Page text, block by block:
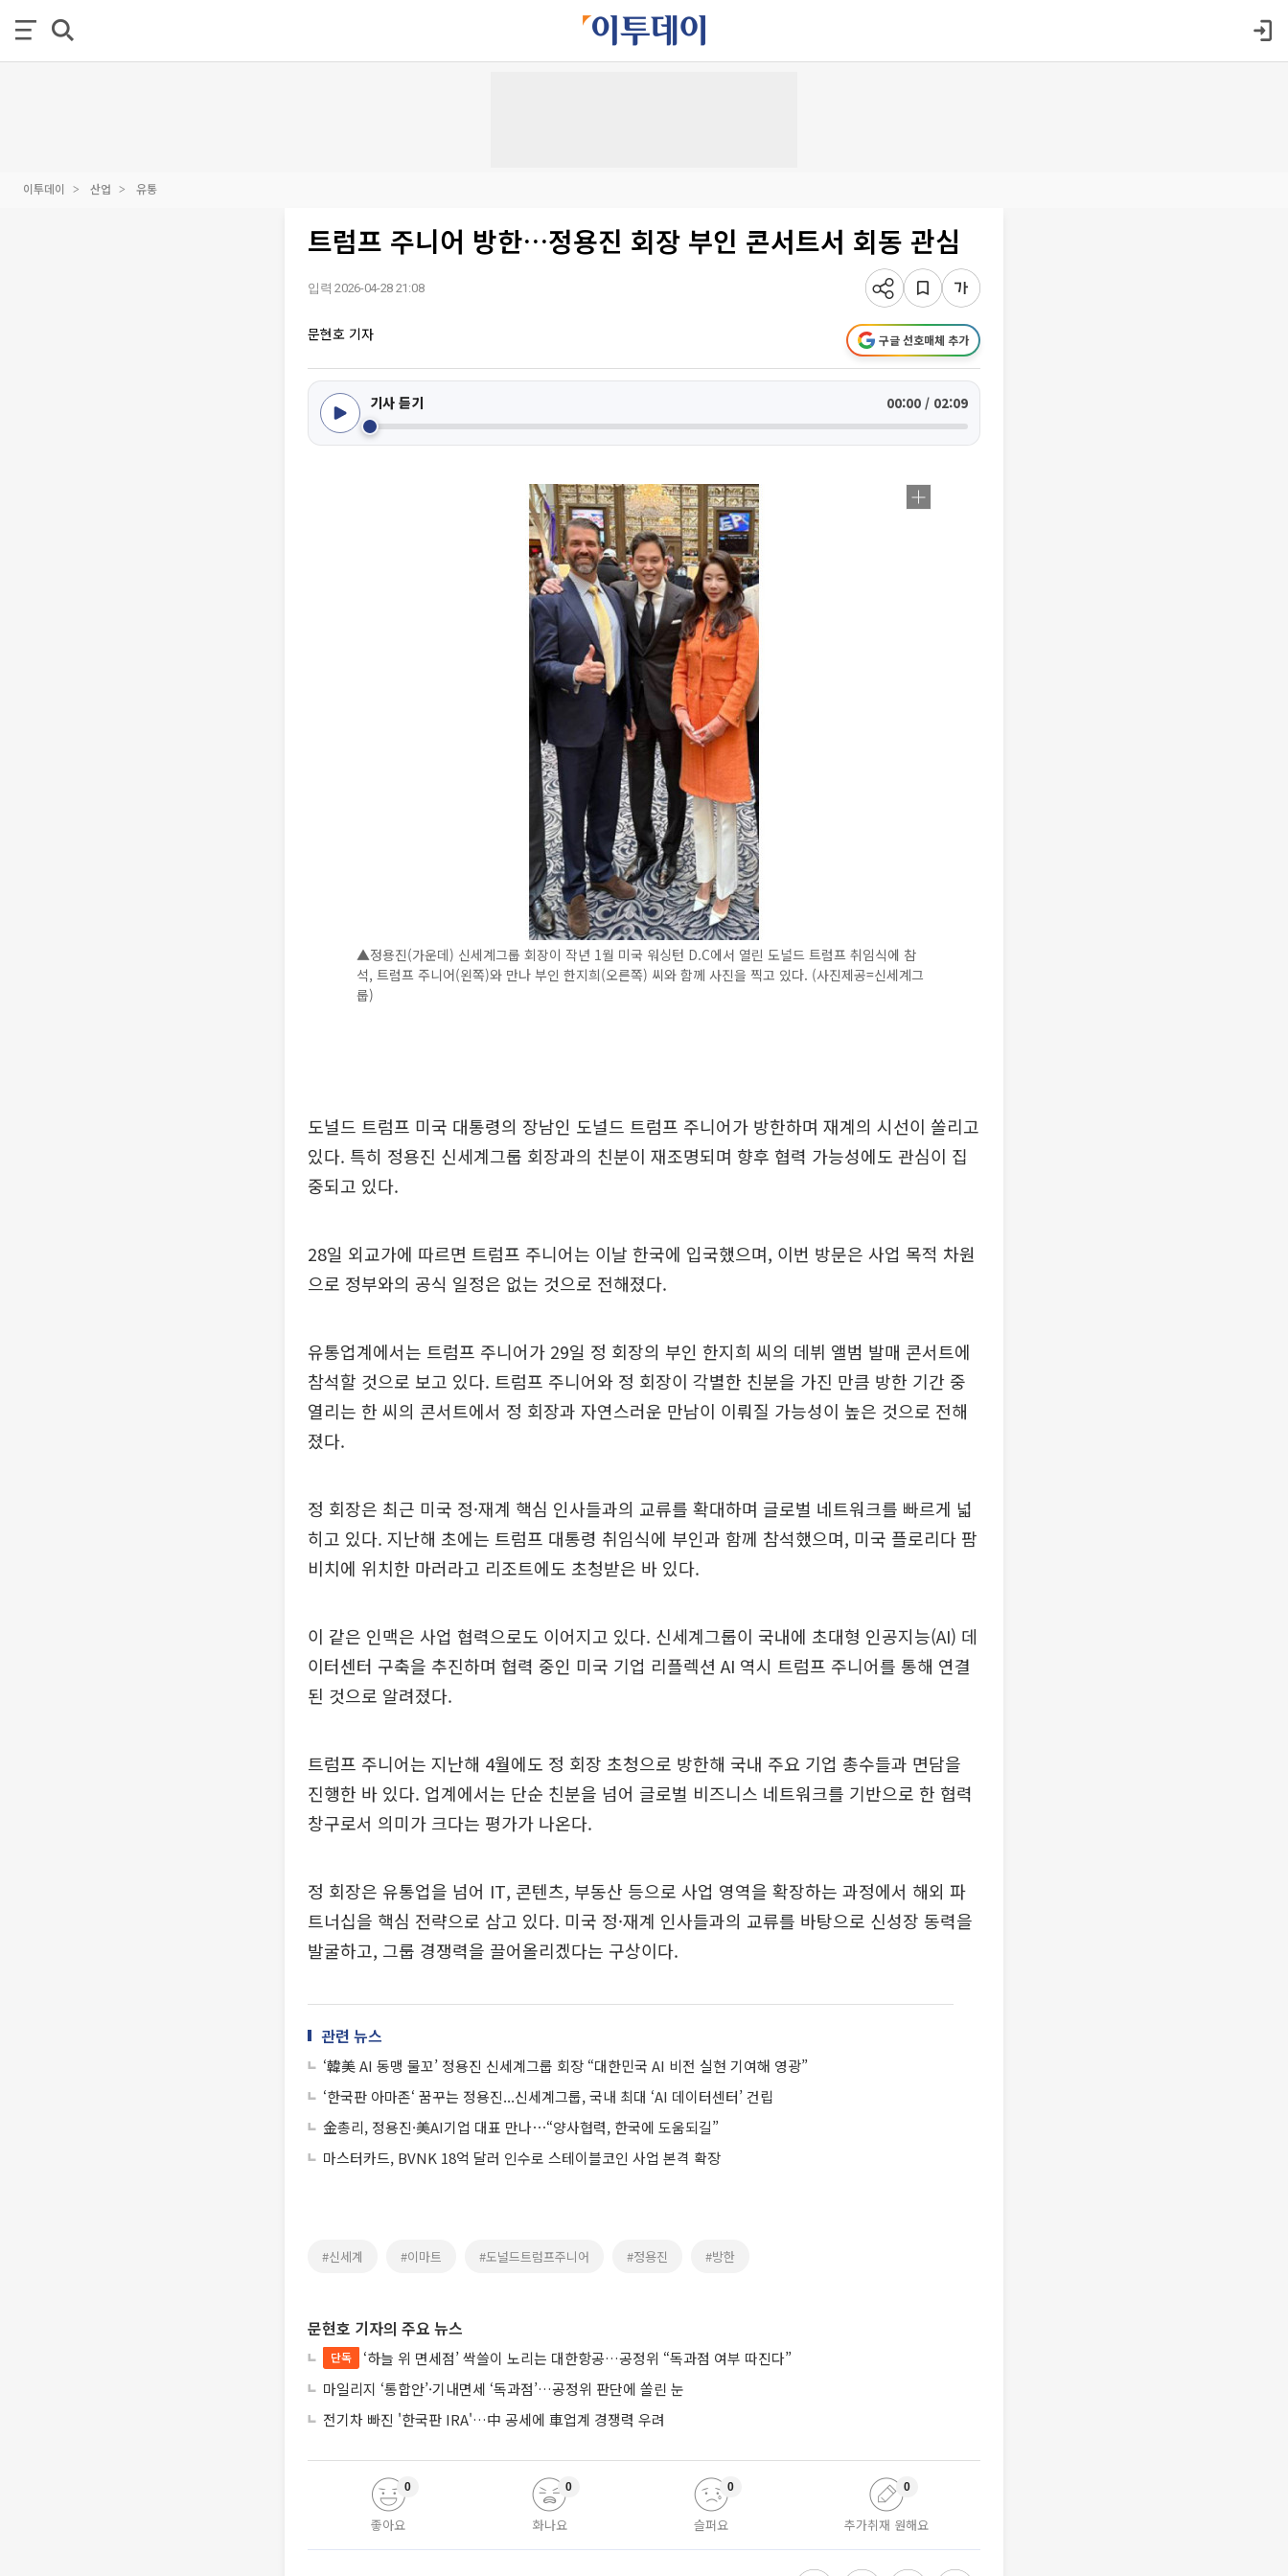
이투데이 산업 유통
트럼프 주니어 방한…정용진 회장 부인 콘서트서 회동 관심
입력 2026-04-28 21:08
문현호 기자 구글 선호매체 추가
기사 듣기 00:00 / 02:09
▲정용진(가운데) 신세계그룹 회장이 작년 1월 미국 워싱턴 D.C에서 열린 도널드 트럼프 취임식에 참
석, 트럼프 주니어(왼쪽)와 만나 부인 한지희(오른쪽) 씨와 함께 사진을 찍고 있다. (사진제공=신세계그
룹)
도널드 트럼프 미국 대통령의 장남인 도널드 트럼프 주니어가 방한하며 재계의 시선이 쏠리고
있다. 특히 정용진 신세계그룹 회장과의 친분이 재조명되며 향후 협력 가능성에도 관심이 집
중되고 있다.
28일 외교가에 따르면 트럼프 주니어는 이날 한국에 입국했으며, 이번 방문은 사업 목적 차원
으로 정부와의 공식 일정은 없는 것으로 전해졌다.
유통업계에서는 트럼프 주니어가 29일 정 회장의 부인 한지희 씨의 데뷔 앨범 발매 콘서트에
참석할 것으로 보고 있다. 트럼프 주니어와 정 회장이 각별한 친분을 가진 만큼 방한 기간 중
열리는 한 씨의 콘서트에서 정 회장과 자연스러운 만남이 이뤄질 가능성이 높은 것으로 전해
졌다.
정 회장은 최근 미국 정·재계 핵심 인사들과의 교류를 확대하며 글로벌 네트워크를 빠르게 넓
히고 있다. 지난해 초에는 트럼프 대통령 취임식에 부인과 함께 참석했으며, 미국 플로리다 팜
비치에 위치한 마러라고 리조트에도 초청받은 바 있다.
이 같은 인맥은 사업 협력으로도 이어지고 있다. 신세계그룹이 국내에 초대형 인공지능(AI) 데
이터센터 구축을 추진하며 협력 중인 미국 기업 리플렉션 AI 역시 트럼프 주니어를 통해 연결
된 것으로 알려졌다.
트럼프 주니어는 지난해 4월에도 정 회장 초청으로 방한해 국내 주요 기업 총수들과 면담을
진행한 바 있다. 업계에서는 단순 친분을 넘어 글로벌 비즈니스 네트워크를 기반으로 한 협력
창구로서 의미가 크다는 평가가 나온다.
정 회장은 유통업을 넘어 IT, 콘텐츠, 부동산 등으로 사업 영역을 확장하는 과정에서 해외 파
트너십을 핵심 전략으로 삼고 있다. 미국 정·재계 인사들과의 교류를 바탕으로 신성장 동력을
발굴하고, 그룹 경쟁력을 끌어올리겠다는 구상이다.
관련 뉴스
‘韓美 AI 동맹 물꼬’ 정용진 신세계그룹 회장 “대한민국 AI 비전 실현 기여해 영광”
‘한국판 아마존‘ 꿈꾸는 정용진...신세계그룹, 국내 최대 ‘AI 데이터센터’ 건립
金총리, 정용진·美AI기업 대표 만나⋯“양사협력, 한국에 도움되길”
마스터카드, BVNK 18억 달러 인수로 스테이블코인 사업 본격 확장
#신세계 #이마트 #도널드트럼프주니어 #정용진 #방한
문현호 기자의 주요 뉴스
단독
‘하늘 위 면세점’ 싹쓸이 노리는 대한항공…공정위 “독과점 여부 따진다”
마일리지 ‘통합안’·기내면세 ‘독과점’…공정위 판단에 쏠린 눈
전기차 빠진 '한국판 IRA'…中 공세에 車업계 경쟁력 우려
좋아요
0
화나요
0
슬퍼요
0
추가취재 원해요
0